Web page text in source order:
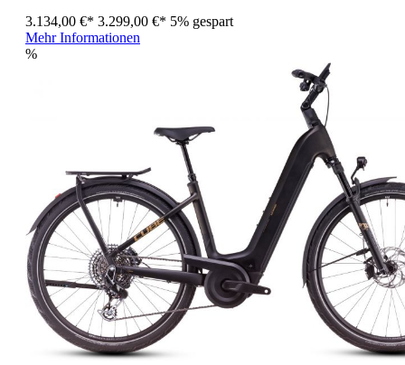
3.134,00 €* 3.299,00 €* 5% gespart
Mehr Informationen
%